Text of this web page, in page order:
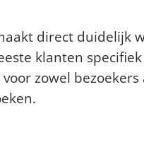
direct duidelijk
klanten
zowel